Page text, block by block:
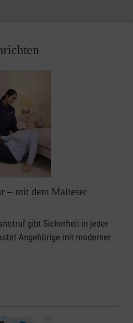
– mit dem Malteser
gibt Sicherheit in jeder
Angehörige mit moderner